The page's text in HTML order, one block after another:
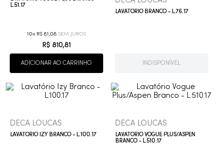
L.51.17
10 R$ 81 ,08
R$ 810,81
ADICIONAR AO CARRINHO
LAVATÓRIO BRANCO - L.76.17
INDISPONÍVEL
DECA LOUCAS
LAVATÓRIO IZY BRANCO - L.100.17
DECA LOUCAS
LAVATÓRIO VOGUE PLUS/ASPEN
BRANCO - L.510.17